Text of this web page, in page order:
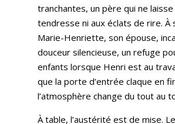
tranchantes, un père qui ne laisse
tendresse ni aux éclats de rire. À
Marie-Henriette, son épouse,
douceur silencieuse, un refuge
enfants lorsque Henri est au
que la porte d’entrée claque en
l’atmosphère change du tout au
À table, l’austérité est de mise.